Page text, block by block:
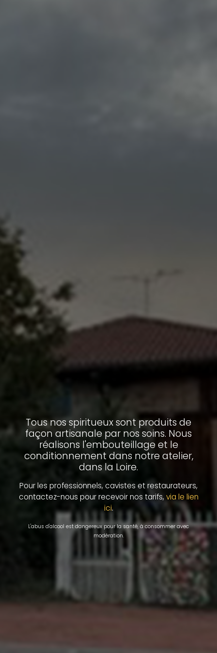
Tous nos spiritueux sont produits de
façon artisanale par nos soins. Nous
réalisons l'embouteillage et le
conditionnement dans notre atelier,
dans la Loire.
Pour les professionnels, cavistes et restaurateurs,
contactez-nous pour recevoir nos tarifs, via le lien
ici.
L'abus d'alcool est dangereux pour la santé, à consommer avec
modération.